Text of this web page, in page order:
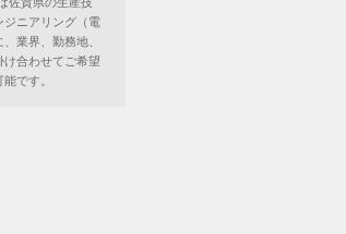
ジニアリング（電
業界、勤務地、
合わせてご希望
です。